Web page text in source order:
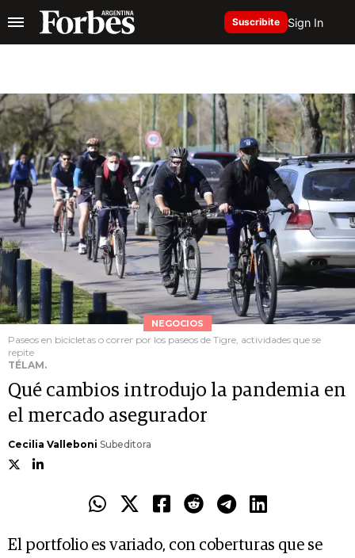
Suscribite Sign In
NEGOCIOS
Paseos en bicicletas o correr por los paseos de Tigre, actividades que se
repite
TÉLAM.
Qué cambios introdujo la pandemia en
el mercado asegurador
Cecilia Valleboni Subeditora
El portfolio es variado, con coberturas que se